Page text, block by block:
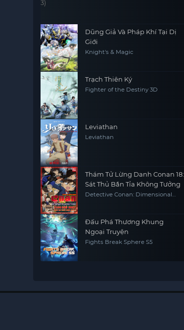
Dũng Giả Và Pháp Khí Tại Dị
Giới
Knight's & Magic
Trạch Thiên Ký
Fighter of the Destiny 3D
Leviathan
Leviathan
Thám Tử Lừng Danh Conan 18:
Sát Thủ Bắn Tỉa Không Tưởng
Detective Conan: Dimensional
Đấu Phá Thương Khung
Ngoại Truyện
Fights Break Sphere S5